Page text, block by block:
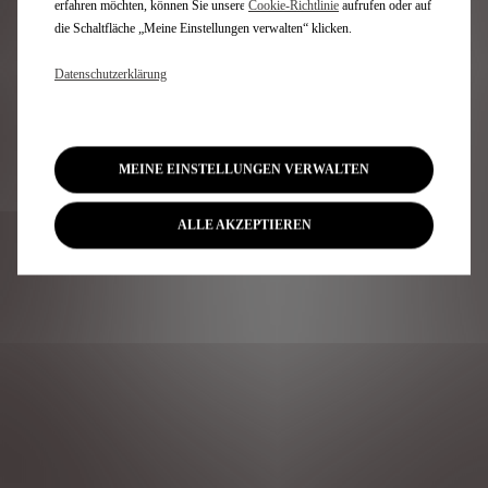
ANMELDUNG
auf Ihren Besuch.
erfahren möchten, können Sie unsere Cookie‑Richtlinie aufrufen oder auf
die Schaltfläche „Meine Einstellungen verwalten“ klicken.
Datenschutzerklärung
MEINE EINSTELLUNGEN VERWALTEN
ALLE AKZEPTIEREN